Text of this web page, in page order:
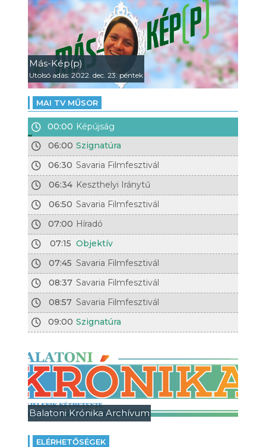
Más-Kép(p)
Utolsó adás: 2022. dec. 23. péntek
MAI TV MŰSOR
00:00 Képújság
06:00 Szignatúra
06:30 Savaria Filmfesztivál
06:34 Keszthelyi Iránytű
06:50 Savaria Filmfesztivál
07:00 Híradó
07:15 Objektív
07:45 Savaria Filmfesztivál
08:37 Savaria Filmfesztivál
08:57 Savaria Filmfesztivál
09:00 Szignatúra
Balatoni Krónika Archívum
ELÉRHETŐSÉGEK